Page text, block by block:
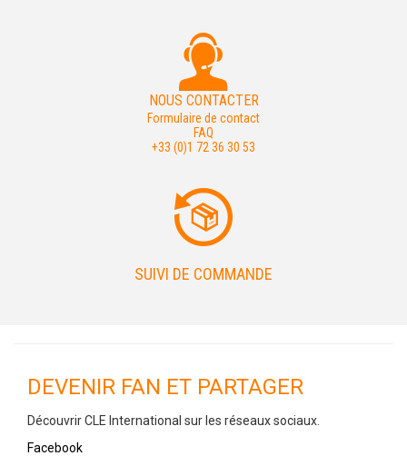
NOUS CONTACTER
Formulaire de contact
FAQ
+33 (0)1 72 36 30 53
SUIVI DE COMMANDE
DEVENIR FAN ET PARTAGER
Découvrir CLE International sur les réseaux sociaux.
Facebook